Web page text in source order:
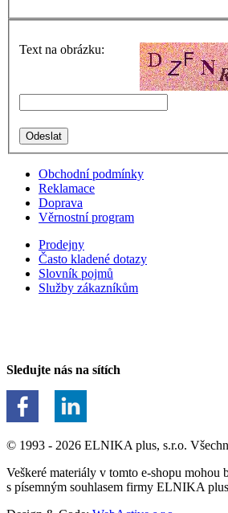
Text na obrázku:
Obchodní podmínky
Reklamace
Doprava
Věrnostní program
Prodejny
Často kladené dotazy
Slovník pojmů
Služby zákazníkům
Sledujte nás na sítích
© 1993 - 2026 ELNIKA plus, s.r.o.
Veškeré materiály v tomto e-shopu mohou
s písemným souhlasem firmy ELNIKA